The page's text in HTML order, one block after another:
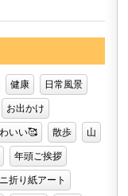
健康 日常風景
お出かけ
いい🥰 散歩 山
年頭ご挨拶
折り紙アート